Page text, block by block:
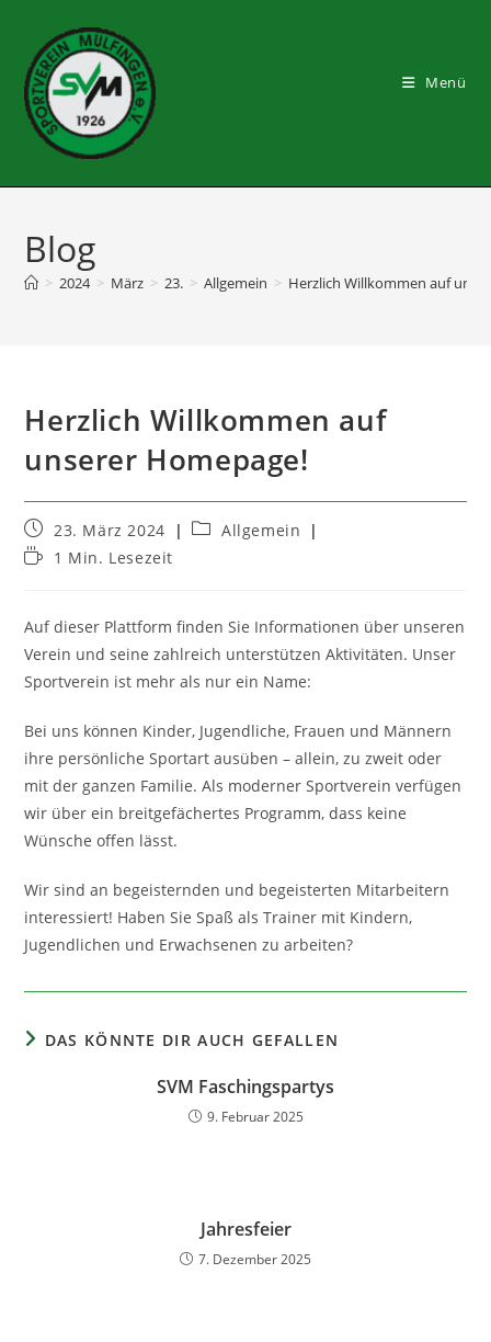
springen
Menü
Blog
> 2024 > März > 23. > Allgemein > Herzlich Willkommen auf
Herzlich Willkommen auf
unserer Homepage!
Beitrag
veröffentlicht:
23. März 2024
Beitrags-
Allgemein
Lesedauer:
1 Min. Lesezeit
Auf dieser Plattform finden Sie Informationen über unseren
Verein und seine zahlreich unterstützen Aktivitäten. Unser
Sportverein ist mehr als nur ein Name:
Bei uns können Kinder, Jugendliche, Frauen und Männern
ihre persönliche Sportart ausüben – allein, zu zweit oder
mit der ganzen Familie. Als moderner Sportverein verfügen
wir über ein breitgefächertes Programm, dass keine
Wünsche offen lässt.
Wir sind an begeisternden und begeisterten Mitarbeitern
interessiert! Haben Sie Spaß als Trainer mit Kindern,
Jugendlichen und Erwachsenen zu arbeiten?
DAS KÖNNTE DIR AUCH GEFALLEN
SVM Faschingspartys
9. Februar 2025
Jahresfeier
7. Dezember 2025